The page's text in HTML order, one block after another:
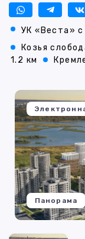
УК «Веста» с
Козья
1.2 км
Панорама